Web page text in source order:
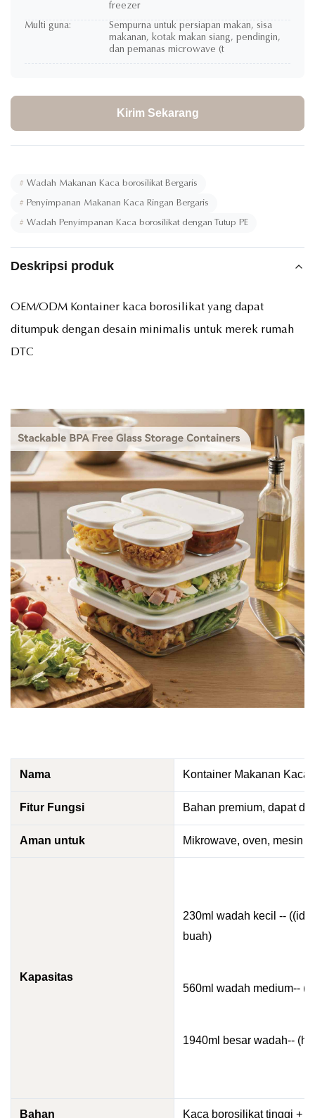
freezer
Multi guna:
Sempurna untuk persiapan makan, sisa
makanan, kotak makan siang, pendingin,
dan pemanas microwave (t
Kirim Sekarang
# Wadah Makanan Kaca borosilikat Bergaris
# Penyimpanan Makanan Kaca Ringan Bergaris
# Wadah Penyimpanan Kaca borosilikat dengan Tutup PE
Deskripsi produk
OEM/ODM Kontainer kaca borosilikat yang dapat
ditumpuk dengan desain minimalis untuk merek rumah
DTC
Nama Kontainer Makanan Kaca
Fitur Fungsi Bahan premium, dapat
Aman untuk Mikrowave, oven, mesin
Kapasitas
230ml wadah kecil --
buah)
560ml wadah medium--
1940ml besar wadah--
Bahan Kaca borosilikat tinggi +